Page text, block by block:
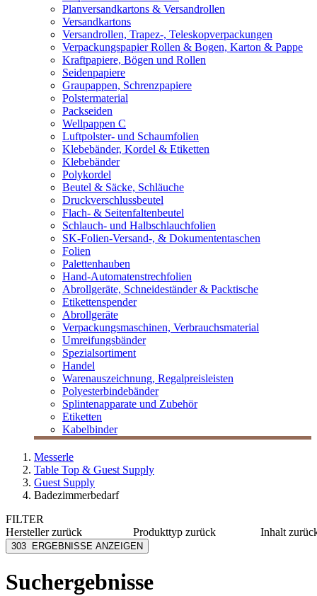
Planversandkartons & Versandrollen
Versandkartons
Versandrollen, Trapez-, Teleskopverpackungen
Verpackungspapier Rollen & Bogen, Karton & Pappe
Kraftpapiere, Bögen und Rollen
Seidenpapiere
Graupappen, Schrenzpapiere
Polstermaterial
Packseiden
Wellpappen C
Luftpolster- und Schaumfolien
Klebebänder, Kordel & Etiketten
Klebebänder
Polykordel
Beutel & Säcke, Schläuche
Druckverschlussbeutel
Flach- & Seitenfaltenbeutel
Schlauch- und Halbschlauchfolien
SK-Folien-Versand-, & Dokumententaschen
Folien
Palettenhauben
Hand-Automatenstrechfolien
Abrollgeräte, Schneideständer & Packtische
Etikettenspender
Abrollgeräte
Verpackungsmaschinen, Verbrauchsmaterial
Umreifungsbänder
Spezialsortiment
Handel
Warenauszeichnung, Regalpreisleisten
Polyesterbindebänder
Splintenapparate und Zubehör
Etiketten
Kabelbinder
Messerle
Table Top & Guest Supply
Guest Supply
Badezimmerbedarf
FILTER
Herstellerzurück
Anyah
Dadaumpa
Futura
Produkttyp zurück
Bodylotion
Inhalt
303 ERGEBNISSE ANZEIGEN
Suchergebnisse